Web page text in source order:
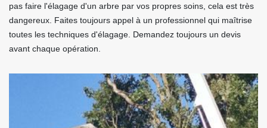
pas faire l'élagage d'un arbre par vos propres soins, cela est très
dangereux. Faites toujours appel à un professionnel qui maîtrise
toutes les techniques d'élagage. Demandez toujours un devis
avant chaque opération.